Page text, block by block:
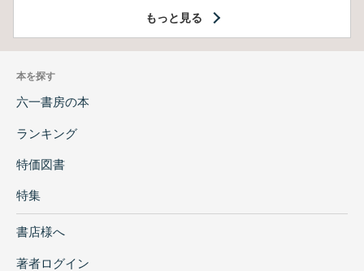
もっと見る
本を探す
六一書房の本
ランキング
特価図書
特集
書店様へ
著者ログイン